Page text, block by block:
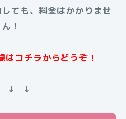
ても、料金はかかりませ
ん！
コチラからどうぞ！
↓ ↓